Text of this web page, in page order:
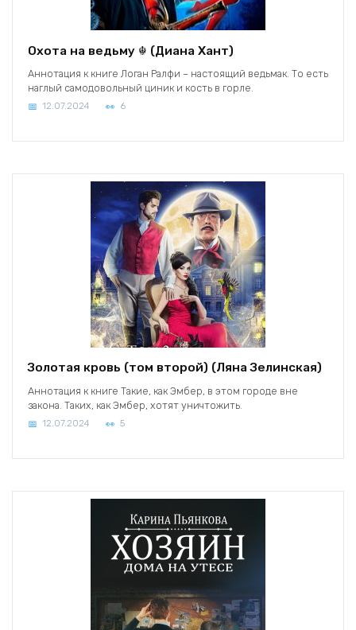
Охота на ведьму ☬ (Диана Хант)
Аннотация к книге Логан Ралфи – настоящий ведьмак. То есть
наглый самодовольный циник и кость в горле.
12.07.2024 6
Золотая кровь (том второй) (Ляна Зелинская)
Аннотация к книге Такие, как Эмбер, в этом городе вне
закона. Таких, как Эмбер, хотят уничтожить.
12.07.2024 5